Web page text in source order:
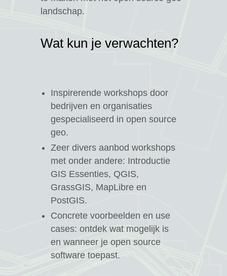
landschap.
Wat kun je verwachten?
Inspirerende workshops door
bedrijven en organisaties
gespecialiseerd in open source
geo.
Zeer divers aanbod workshops
met onder andere: Introductie
GIS Essenties, QGIS,
GrassGIS, MapLibre en
PostGIS.
Concrete voorbeelden en use
cases: ontdek wat mogelijk is
en wanneer je open source
software toepast.